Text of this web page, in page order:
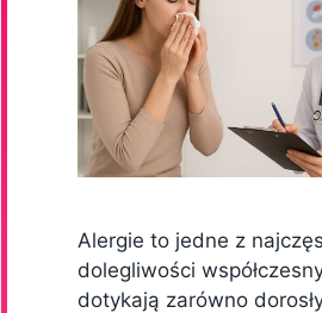
Alergie to jedne z
dolegliwości
dotykają zarówno